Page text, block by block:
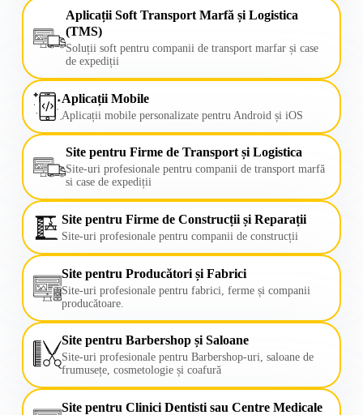
Aplicații Soft Transport Marfă și Logistica
(TMS)
Soluții soft pentru companii de transport marfar și case
de expediții
Aplicații Mobile
Aplicații mobile personalizate pentru Android și iOS
Site pentru Firme de Transport și Logistica
Site-uri profesionale pentru companii de transport marfă
si case de expediții
Site pentru Firme de Construcții și Reparații
Site-uri profesionale pentru companii de construcții
Site pentru Producători și Fabrici
Site-uri profesionale pentru fabrici, ferme și companii
producătoare.
Site pentru Barbershop și Saloane
Site-uri profesionale pentru Barbershop-uri, saloane de
frumusețe, cosmetologie și coafură
Site pentru Clinici Dentisti sau Centre Medicale